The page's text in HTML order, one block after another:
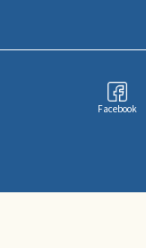
Facebook